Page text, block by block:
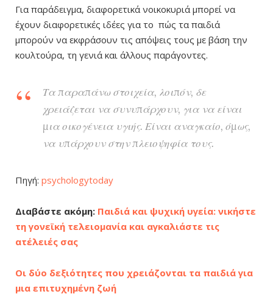
Για παράδειγμα, διαφορετικά νοικοκυριά μπορεί να
έχουν διαφορετικές ιδέες για το πώς τα παιδιά
μπορούν να εκφράσουν τις απόψεις τους με βάση την
κουλτούρα, τη γενιά και άλλους παράγοντες.
Τα παραπάνω στοιχεία, λοιπόν, δε
χρειάζεται να συνυπάρχουν, για να είναι
μια οικογένεια υγιής. Είναι αναγκαίο, όμως,
να υπάρχουν στην πλειοψηφία τους.
Πηγή: psychologytoday
Διαβάστε ακόμη: Παιδιά και ψυχική υγεία: νικήστε
τη γονεϊκή τελειομανία και αγκαλιάστε τις
ατέλειές σας
Οι δύο δεξιότητες που χρειάζονται τα παιδιά για
μια επιτυχημένη ζωή